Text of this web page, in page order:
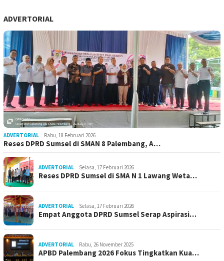
ADVERTORIAL
ADVERTORIAL Rabu, 18 Februari 2026
Reses DPRD Sumsel di SMAN 8 Palembang, A…
ADVERTORIAL Selasa, 17 Februari 2026
Reses DPRD Sumsel di SMA N 1 Lawang Weta…
ADVERTORIAL Selasa, 17 Februari 2026
Empat Anggota DPRD Sumsel Serap Aspirasi…
ADVERTORIAL Rabu, 26 November 2025
APBD Palembang 2026 Fokus Tingkatkan Kua…